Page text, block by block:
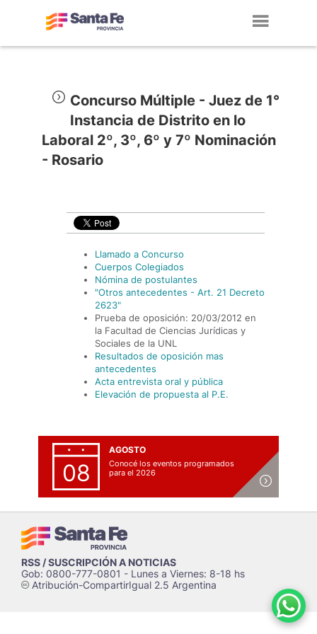
Concurso Múltiple - Juez de 1°
Instancia de Distrito en lo
Laboral 2º, 3º, 6º y 7º Nominación
- Rosario
Llamado a Concurso
Cuerpos Colegiados
Nómina de postulantes
"Otros antecedentes - Art. 21 Decreto
2623"
Prueba de oposición: 20/03/2012 en
la Facultad de Ciencias Jurídicas y
Sociales de la UNL
Resultados de oposición mas
antecedentes
Acta entrevista oral y pública
Elevación de propuesta al P.E.
08
AGOSTO
Conocé los eventos programados
para el 2026
RSS / SUSCRIPCIÓN A NOTICIAS
Gob: 0800-777-0801 - Lunes a Viernes: 8-18 hs
cAtribución-CompartirIgual 2.5 Argentina